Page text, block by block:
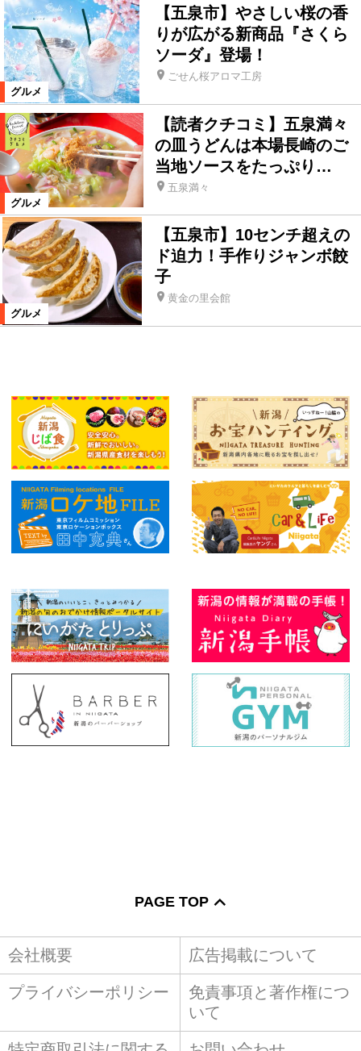
グルメ
【五泉市】やさしい桜の香
りが広がる新商品『さくら
ソーダ』登場！
ごせん桜アロマ工房
グルメ
【読者クチコミ】五泉満々
の皿うどんは本場長崎のご
当地ソースをたっぷり…
五泉満々
グルメ
【五泉市】10センチ超えの
ド迫力！手作りジャンボ餃
子
黄金の里会館
PAGE TOP
会社概要 広告掲載について
プライバシーポリシー
免責事項と著作権につ
いて